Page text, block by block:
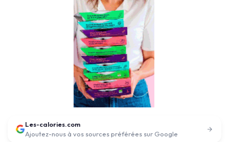
Les-calories.com
Ajoutez-nous à vos sources préférées sur Google